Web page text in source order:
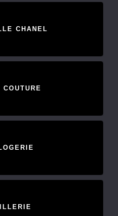
CHANEL
COUTURE